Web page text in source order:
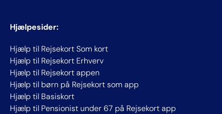
Hjælpesider:
Hjælp til Rejsekort Som kort
Hjælp til Rejsekort Erhverv
Hjælp til Rejsekort appen
Hjælp til børn på Rejsekort som app
Hjælp til Basiskort
Hjælp til Pensionist under 67 på Rejsekort app